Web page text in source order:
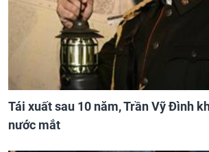
Tái xuất sau 10 năm, Trần Vỹ Đình
nước mắt